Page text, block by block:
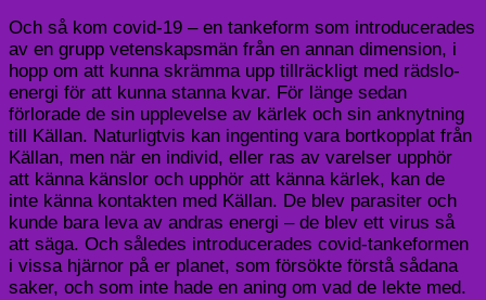
Och så kom covid-19 – en tankeform som introducerades
av en grupp vetenskapsmän från en annan dimension, i
hopp om att kunna skrämma upp tillräckligt med rädslo-
energi för att kunna stanna kvar. För länge sedan
förlorade de sin upplevelse av kärlek och sin anknytning
till Källan. Naturligtvis kan ingenting vara bortkopplat från
Källan, men när en individ, eller ras av varelser upphör
att känna känslor och upphör att känna kärlek, kan de
inte känna kontakten med Källan. De blev parasiter och
kunde bara leva av andras energi – de blev ett virus så
att säga. Och således introducerades covid-tankeformen
i vissa hjärnor på er planet, som försökte förstå sådana
saker, och som inte hade en aning om vad de lekte med.